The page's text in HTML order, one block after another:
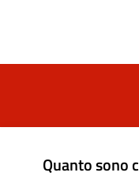
Quanto sono